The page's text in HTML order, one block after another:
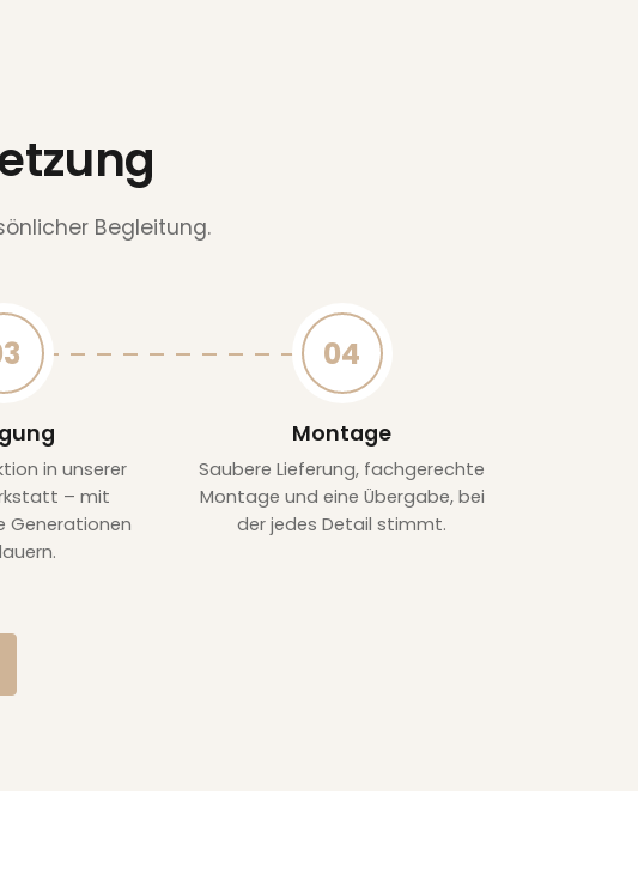
Begleitung.
in unserer
– mit
Generationen
04
Montage
Saubere Lieferung, fachgerechte
Montage und eine Übergabe, bei
der jedes Detail stimmt.